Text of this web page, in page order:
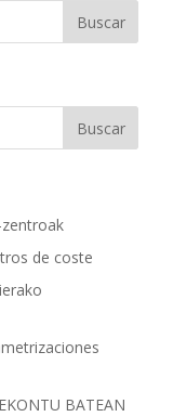
zentroak
de coste
BATEAN